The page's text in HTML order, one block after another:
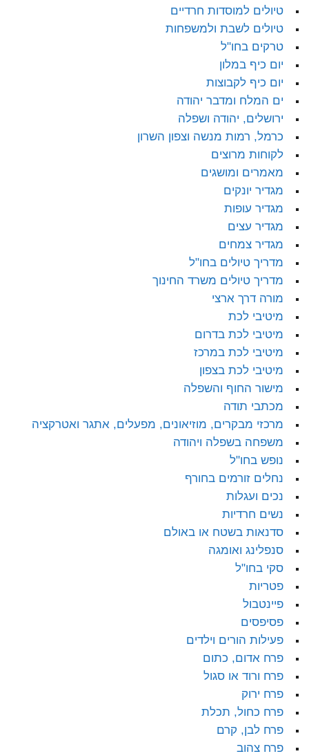
טיולים למוסדות חרדיים
טיולים לשבת ולמשפחות
טרקים בחו"ל
יום כיף במלון
יום כיף לקבוצות
ים המלח ומדבר יהודה
ירושלים, יהודה ושפלה
כרמל, רמות מנשה וצפון השרון
לקוחות מרוצים
מאמרים ומושגים
מגדיר יונקים
מגדיר עופות
מגדיר עצים
מגדיר צמחים
מדריך טיולים בחו"ל
מדריך טיולים משרד החינוך
מורה דרך ארצי
מיטיבי לכת
מיטיבי לכת בדרום
מיטיבי לכת במרכז
מיטיבי לכת בצפון
מישור החוף והשפלה
מכתבי תודה
מרכזי מבקרים, מוזיאונים, מפעלים, אתגר ואטרקציה
משפחה בשפלה ויהודה
נופש בחו"ל
נחלים זורמים בחורף
נכים ועגלות
נשים חרדיות
סדנאות בשטח או באולם
סנפלינג ואומגה
סקי בחו"ל
פטריות
פיינטבול
פסיפסים
פעילות הורים וילדים
פרח אדום, כתום
פרח ורוד או סגול
פרח ירוק
פרח כחול, תכלת
פרח לבן, קרם
פרח צהוב